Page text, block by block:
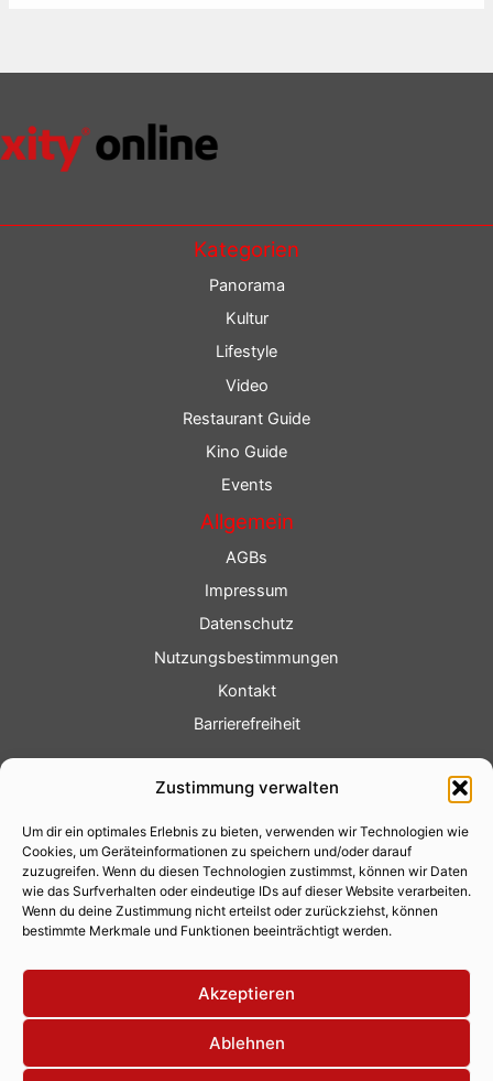
Zustimmung verwalten
Um dir ein optimales Erlebnis zu bieten, verwenden wir Technologien wie
Cookies, um Geräteinformationen zu speichern und/oder darauf
zuzugreifen. Wenn du diesen Technologien zustimmst, können wir Daten
wie das Surfverhalten oder eindeutige IDs auf dieser Website verarbeiten.
Wenn du deine Zustimmung nicht erteilst oder zurückziehst, können
bestimmte Merkmale und Funktionen beeinträchtigt werden.
Akzeptieren
Ablehnen
Kategorien
Panorama
Kultur
Lifestyle
Video
Restaurant Guide
Kino Guide
Events
Allgemein
AGBs
Impressum
Datenschutz
Nutzungsbestimmungen
Kontakt
Barrierefreiheit
Fotoservice
Videoservice
Werbung
Contenterstellung
Lokalnachrichten
Lokalfernsehen
Eventkalender